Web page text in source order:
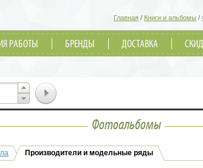
Главная / Книги и альбомы /
РАБОТЫ БРЕНДЫ ДОСТАВКА
Фотоальбомы
Производители и модельные ряды